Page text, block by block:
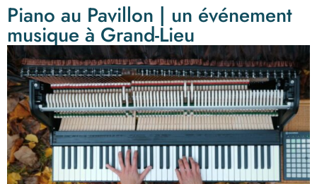
Piano au Pavillon | un événement
musique à Grand-Lieu